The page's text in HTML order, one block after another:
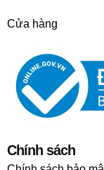
Cửa hàng
Chính sách